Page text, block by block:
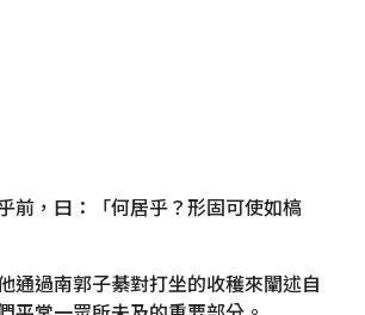
前，曰：「何居乎？形固可使如槁
通過南郭子綦對打坐的收穫來闡述自